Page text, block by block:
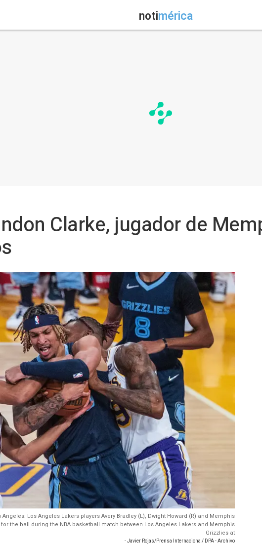
notimérica
Clarke, jugador de
Angeles: Los Angeles Lakers players Avery Bradley (L), Dwight Howard (R) and Memphis
the ball during the NBA basketball match between Los Angeles Lakers and Memphis
Grizzlies at
- Javier Rojas/Prensa Internaciona / DPA - Archivo